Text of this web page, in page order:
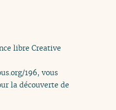
libre Creative
196, vous
la découverte de